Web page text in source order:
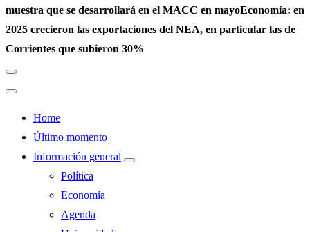
muestra que se desarrollará en el MACC en mayoEconomía: en
2025 crecieron las exportaciones del NEA, en particular las de
Corrientes que subieron 30%
Home
Último momento
Información general
Política
Economía
Agenda